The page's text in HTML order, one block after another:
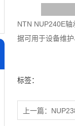
NTN NUP240E
据可用于设备维
标签：
上一篇：